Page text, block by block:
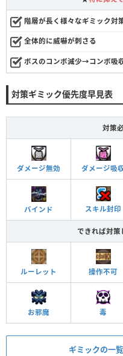
階層が長く様々なギミック対
全体的に威嚇が刺さる
ボスのコンボ減少→コンボ吸
対策ギミック優先度早見表
対策
ダメージ無効 ダメージ吸
バインド スキル封印
できれば対策
ルーレット 操作不可
お邪魔 毒
ギミックの一